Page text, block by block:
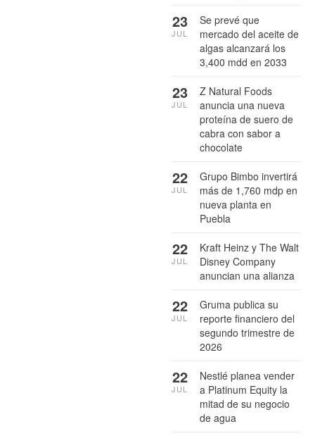
Se prevé que
mercado del aceite de
algas alcanzará los
3,400 mdd en 2033
23
JUL
Z Natural Foods
anuncia una nueva
proteína de suero de
cabra con sabor a
chocolate
23
JUL
Grupo Bimbo invertirá
más de 1,760 mdp en
nueva planta en
Puebla
22
JUL
Kraft Heinz y The Walt
Disney Company
anuncian una alianza
22
JUL
Gruma publica su
reporte financiero del
segundo trimestre de
2026
22
JUL
Nestlé planea vender
a Platinum Equity la
mitad de su negocio
de agua
22
JUL